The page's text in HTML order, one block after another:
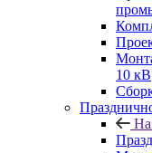
10 кВ